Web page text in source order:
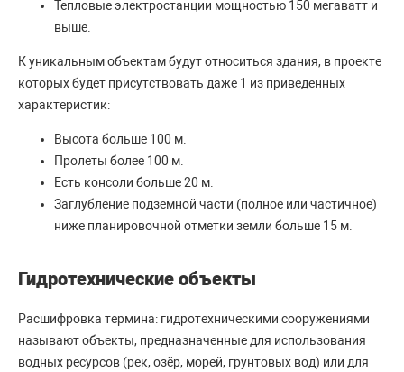
Тепловые электростанции мощностью 150 мегаватт и
выше.
К уникальным объектам будут относиться здания, в проекте
которых будет присутствовать даже 1 из приведенных
характеристик:
Высота больше 100 м.
Пролеты более 100 м.
Есть консоли больше 20 м.
Заглубление подземной части (полное или частичное)
ниже планировочной отметки земли больше 15 м.
Гидротехнические объекты
Расшифровка термина: гидротехническими сооружениями
называют объекты, предназначенные для использования
водных ресурсов (рек, озёр, морей, грунтовых вод) или для